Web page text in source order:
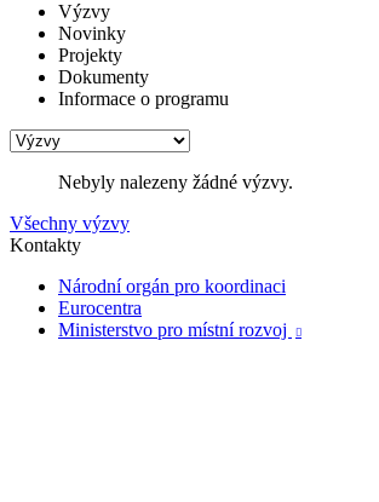
Výzvy
Novinky
Projekty
Dokumenty
Informace o programu
Nebyly nalezeny žádné výzvy.
Všechny výzvy
Kontakty
Národní orgán pro koordinaci
Eurocentra
Ministerstvo pro místní rozvoj
